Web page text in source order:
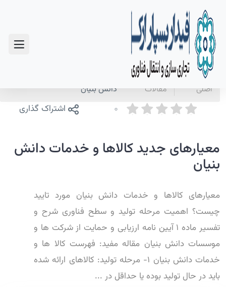
صفحه
اصلی
اخبار و
مقالات
دانش بنیان
0 اشتراک گذاری
معیارهای جدید کالاها و خدمات دانش
بنیان
معیارهای کالاها و خدمات دانش بنیان مورد تایید
چیست؟ اهمیت مرحله تولید و سطح فناوری شرح و
تفسیر ماده 1 آیین نامه ارزیابی و حمایت از شرکت ها و
موسسات دانش بنیان مقاله مفید: فهرست کالا ها و
خدمات دانش بنیان 1- مرحله تولید: کالاهای ارائه شده
باید در حال تولید بوده یا حداقل در ...